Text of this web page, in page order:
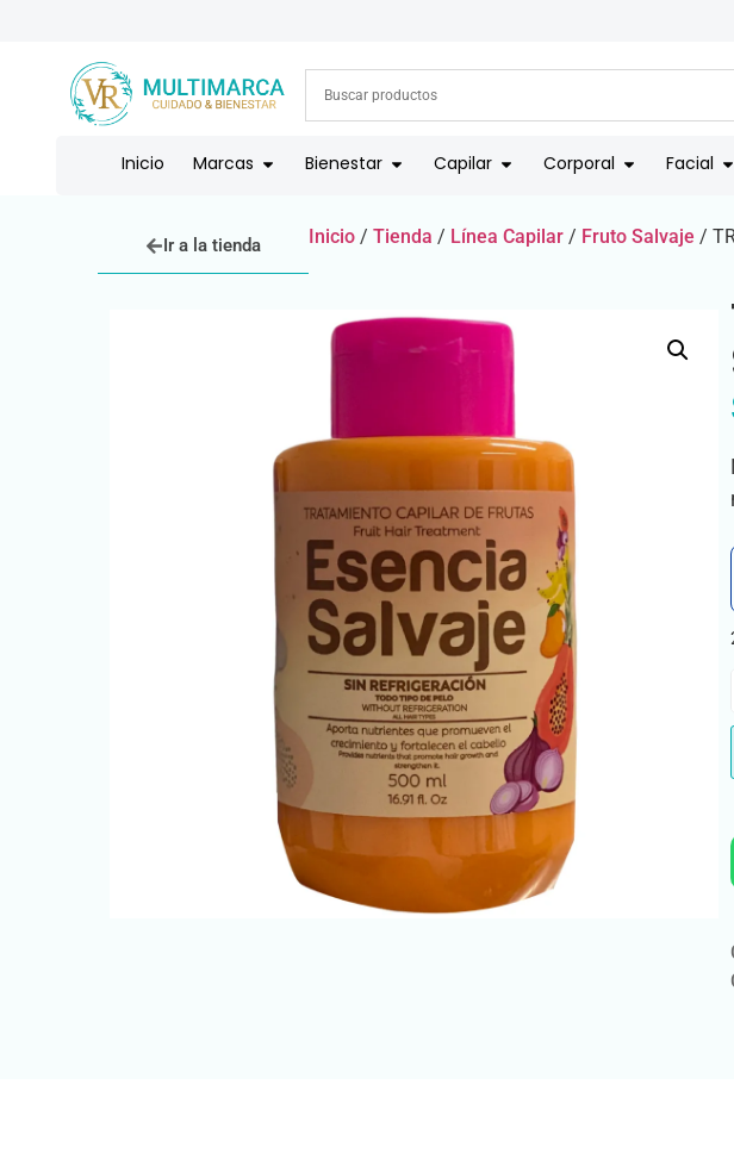
ENVÍOS A TODO EL PAÍS | RECIBIMOS TODOS LOS MEDIOS DE PAGO
Inicio Marcas Bienestar Capilar Corporal Facial
Ir a la tienda Inicio / Tienda / Línea Capilar / Fruto Salvaje /